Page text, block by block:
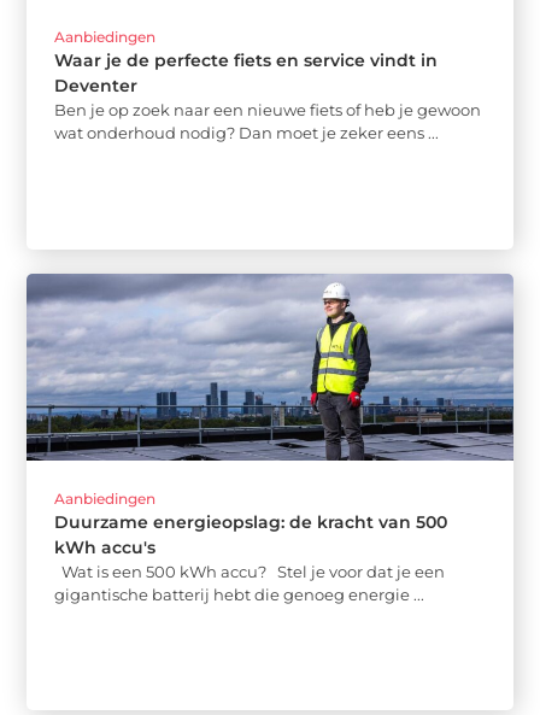
Aanbiedingen
Waar je de perfecte fiets en service vindt in
Deventer
Ben je op zoek naar een nieuwe fiets of heb je gewoon
wat onderhoud nodig? Dan moet je zeker eens ...
Aanbiedingen
Duurzame energieopslag: de kracht van 500
kWh accu's
Wat is een 500 kWh accu? Stel je voor dat je een
gigantische batterij hebt die genoeg energie ...